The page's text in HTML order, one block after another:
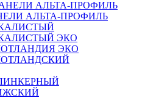
АЛЬТА-ПРОФИЛЬ
ЭКО
ЭКО